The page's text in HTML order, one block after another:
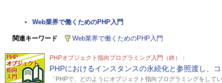
Web業界で働くためのPHP入門
関連キーワード Web業界で働くためのPHP入門
PHPオブジェクト指向プログラミング入門（終）：
PHPにおけるインスタンスの永続化と参照渡し、
「PHPで、どのようにオブジェクト指向プログラミングをして